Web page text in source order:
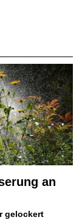
an
gelockert